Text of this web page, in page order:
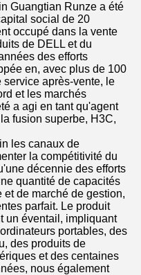
Guangtian Runze a été
social de 20
occupé dans la vente
de DELL et du
des efforts
en, avec plus de 100
après-vente, le
et les marchés
a agi en tant qu'agent
fusion superbe, H3C,
les canaux de
la compétitivité du
décennie des efforts
quantité de capacités
de marché de gestion,
parfait. Le produit
un éventail, impliquant
portables, des
des produits de
et des centaines
nous également